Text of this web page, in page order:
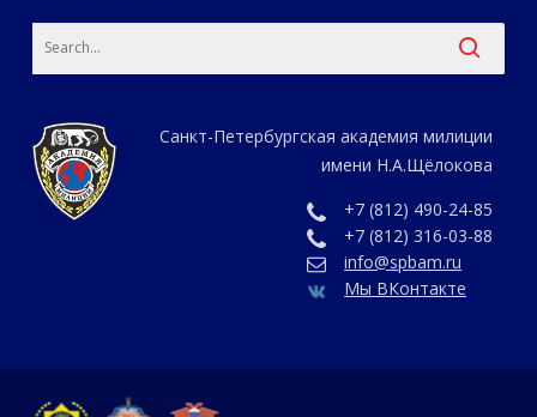
Санкт-Петербургская академия милиции
имени Н.А.Щёлокова
+7 (812) 490-24-85
+7 (812) 316-03-88
info@spbam.ru
Мы ВКонтакте